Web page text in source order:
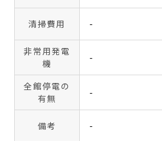
清掃費用 -
非常用発電
機
-
全館停電の
有無
-
備考 -